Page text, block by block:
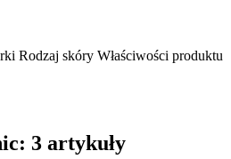
Rodzaj skóry Właściwości produktu
3 artykuły